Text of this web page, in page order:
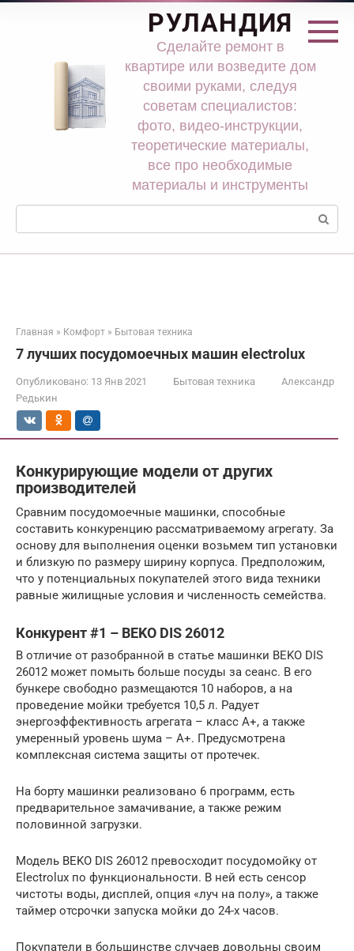
Перейти
РУЛАНДИЯ
Сделайте ремонт в
квартире или возведите дом
своими руками, следуя
советам специалистов:
фото, видео-инструкции,
теоретические материалы,
все про необходимые
материалы и инструменты
Поиск:
Главная » Комфорт » Бытовая техника
7 лучших посудомоечных машин electrolux
Опубликовано: 13 Янв 2021 Бытовая техника
Александр
Редькин
Конкурирующие модели от других
производителей
Сравним посудомоечные машинки, способные
составить конкуренцию рассматриваемому агрегату. За
основу для выполнения оценки возьмем тип установки
и близкую по размеру ширину корпуса. Предположим,
что у потенциальных покупателей этого вида техники
равные жилищные условия и численность семейства.
Конкурент #1 – BEKO DIS 26012
В отличие от разобранной в статье машинки BEKO DIS
26012 может помыть больше посуды за сеанс. В его
бункере свободно размещаются 10 наборов, а на
проведение мойки требуется 10,5 л. Радует
энергоэффективность агрегата – класс А+, а также
умеренный уровень шума – А+. Предусмотрена
комплексная система защиты от протечек.
На борту машинки реализовано 6 программ, есть
предварительное замачивание, а также режим
половинной загрузки.
Модель BEKO DIS 26012 превосходит посудомойку от
Electrolux по функциональности. В ней есть сенсор
чистоты воды, дисплей, опция «луч на полу», а также
таймер отсрочки запуска мойки до 24-х часов.
Покупатели в большинстве случаев довольны своим